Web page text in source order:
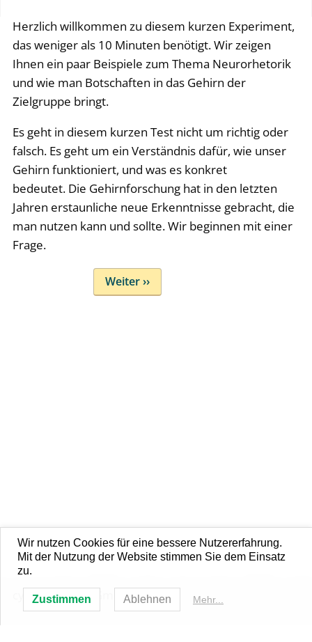
Herzlich willkommen zu diesem kurzen Experiment,
das weniger als 10 Minuten benötigt. Wir zeigen
Ihnen ein paar Beispiele zum Thema Neurorhetorik
und wie man Botschaften in das Gehirn der
Zielgruppe bringt.
Es geht in diesem kurzen Test nicht um richtig oder
falsch. Es geht um ein Verständnis dafür, wie unser
Gehirn funktioniert, und was es konkret
bedeutet. Die Gehirnforschung hat in den letzten
Jahren erstaunliche neue Erkenntnisse gebracht, die
man nutzen kann und sollte. Wir beginnen mit einer
Frage.
Weiter ››
cyberpromote GmbH
Wir nutzen Cookies für eine bessere Nutzererfahrung.
Mit der Nutzung der Website stimmen Sie dem Einsatz
zu.
Zustimmen Ablehnen Mehr...